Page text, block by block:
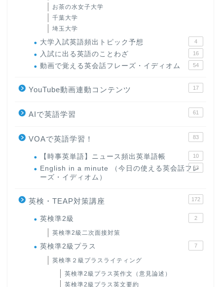
お茶の水女子大学
千葉大学
埼玉大学
大学入試英語頻出トピック予想 4
入試に出る英語のことわざ 16
動画で覚える英会話フレーズ・イディオム 54
YouTube動画連動コンテンツ 17
AIで英語学習 61
VOAで英語学習！ 83
【時事英単語】ニュース頻出英単語帳 10
English in a minute （今日の使える英会話フレ
ーズ・イディオム）
63
英検・TEAP対策講座 172
英検準2級 2
英検準2級二次面接対策
英検準2級プラス 7
英検準２級プラスライティング
英検準2級プラス英作文（意見論述）
英検準2級プラス英文要約